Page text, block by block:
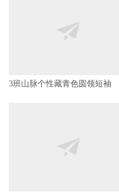
3班山脉个性藏青色圆领短袖